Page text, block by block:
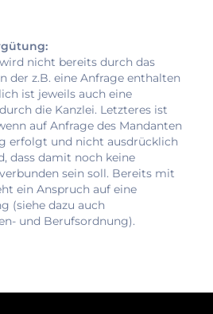
nicht bereits durch das
der z.B. eine Anfrage enthalten
ist jeweils auch eine
die Kanzlei. Letzteres ist
auf Anfrage des Mandanten
erfolgt und nicht ausdrücklich
dass damit noch keine
sein soll. Bereits mit
ein Anspruch auf eine
(siehe dazu auch
und Berufsordnung).